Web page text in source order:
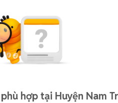
hợp tại Huyện Nam